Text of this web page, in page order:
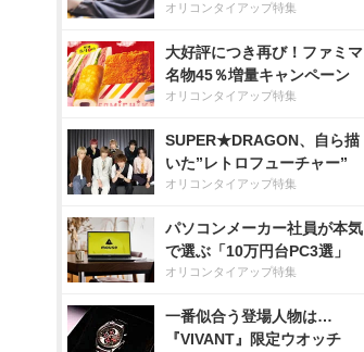
オリコンタイアップ特集
大好評につき再び！ファミマ
名物45％増量キャンペーン
オリコンタイアップ特集
SUPER★DRAGON、自ら描
いた”レトロフューチャー”
オリコンタイアップ特集
パソコンメーカー社員が本気
で選ぶ「10万円台PC3選」
オリコンタイアップ特集
一番似合う登場人物は…
『VIVANT』限定ウオッチ